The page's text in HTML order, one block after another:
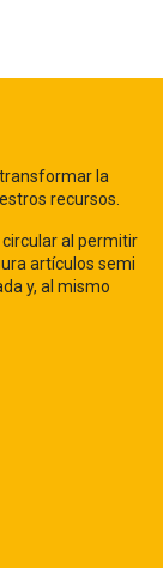
la
recursos.
al permitir
artículos semi
y, al mismo